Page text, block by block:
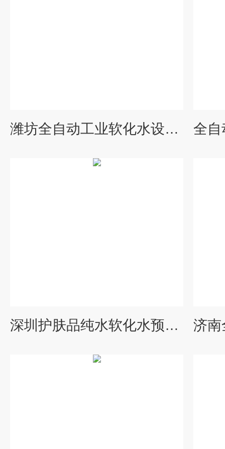
潍坊全自动工业软化水设备厂家
深圳护肤品纯水软化水预处理设备厂家